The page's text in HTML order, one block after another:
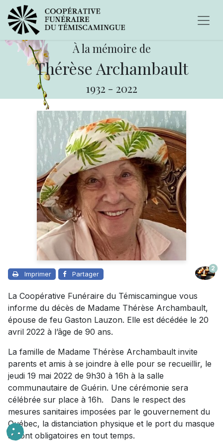
À la mémoire de
Thérèse Archambault
1932 - 2022
Imprimer Partager
2
La Coopérative Funéraire du Témiscamingue vous
informe du décès de Madame Thérèse Archambault,
épouse de feu Gaston Lauzon. Elle est décédée le 20
avril 2022 à l’âge de 90 ans.
La famille de Madame Thérèse Archambault invite
parents et amis à se joindre à elle pour se recueillir, le
jeudi 19 mai 2022 de 9h30 à 16h à la salle
communautaire de Guérin. Une cérémonie sera
célébrée sur place à 16h. Dans le respect des
mesures sanitaires imposées par le gouvernement du
Québec, la distanciation physique et le port du masque
seront obligatoires en tout temps.